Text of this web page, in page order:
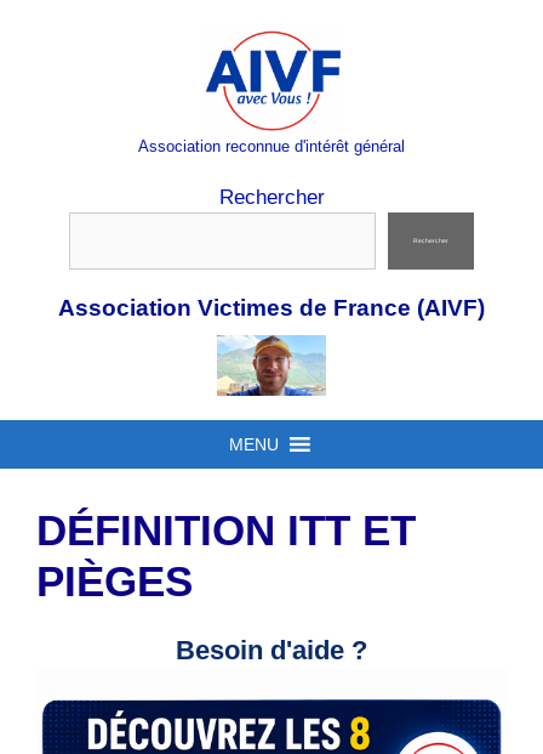
Association reconnue d'intérêt général
Rechercher
Rechercher
Association Victimes de France (AIVF)
MENU
DÉFINITION ITT ET
PIÈGES
Besoin d'aide ?